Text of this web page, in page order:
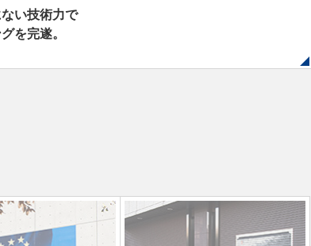
い技術力で
を完遂。